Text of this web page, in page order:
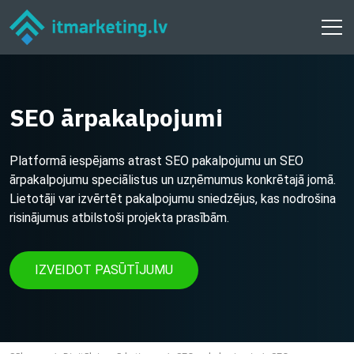
SEO ārpakalpojumi
Platformā iespējams atrast SEO pakalpojumu un SEO
ārpakalpojumu speciālistus un uzņēmumus konkrētajā jomā.
Lietotāji var izvērtēt pakalpojumu sniedzējus, kas nodrošina
risinājumus atbilstoši projekta prasībām.
IZVEIDOT PASŪTĪJUMU